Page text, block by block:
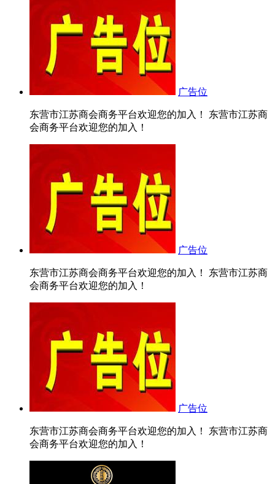
广告位
东营市江苏商会商务平台欢迎您的加入！ 东营市江苏商
会商务平台欢迎您的加入！
广告位
东营市江苏商会商务平台欢迎您的加入！ 东营市江苏商
会商务平台欢迎您的加入！
广告位
东营市江苏商会商务平台欢迎您的加入！ 东营市江苏商
会商务平台欢迎您的加入！